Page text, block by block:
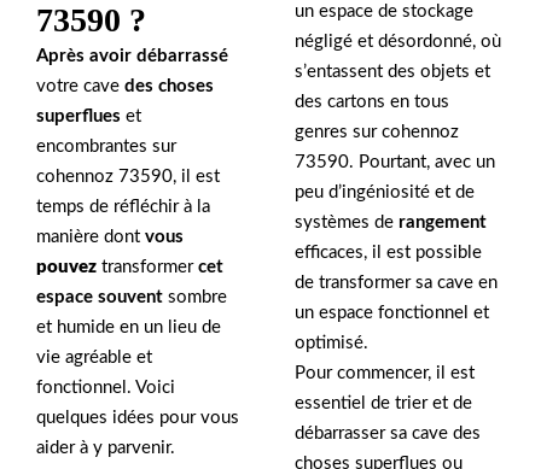
73590 ?
Après avoir débarrassé
votre cave des choses
superflues et
encombrantes sur
cohennoz 73590, il est
temps de réfléchir à la
manière dont vous
pouvez transformer cet
espace souvent sombre
et humide en un lieu de
vie agréable et
fonctionnel. Voici
quelques idées pour vous
aider à y parvenir.
un espace de stockage
négligé et désordonné, où
s’entassent des objets et
des cartons en tous
genres sur cohennoz
73590. Pourtant, avec un
peu d’ingéniosité et de
systèmes de rangement
efficaces, il est possible
de transformer sa cave en
un espace fonctionnel et
optimisé.
Pour commencer, il est
essentiel de trier et de
débarrasser sa cave des
choses superflues ou